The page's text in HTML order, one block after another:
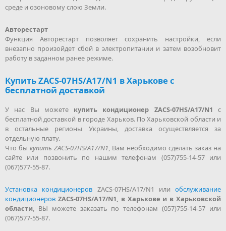
среде и озоновому слою Земли.
Авторестарт
Функция Авторестарт позволяет сохранить настройки, если
внезапно произойдет сбой в электропитании и затем возобновит
работу в заданном ранее режиме.
Купить ZACS-07HS/A17/N1 в Харькове с
бесплатной доставкой
У нас Вы можете купить кондиционер ZACS-07HS/A17/N1 с
бесплатной доставкой в городе Харьков. По Харьковской области и
в остальные регионы Украины, доставка осуществляется за
отдельную плату.
Что бы купить ZACS-07HS/A17/N1, Вам необходимо сделать заказ на
сайте или позвонить по нашим телефонам (057)755-14-57 или
(067)577-55-87.
Установка кондиционеров ZACS-07HS/A17/N1 или обслуживание
кондиционеров ZACS-07HS/A17/N1, в Харькове и в Харьковской
области, ВЫ можете заказать по телефонам (057)755-14-57 или
(067)577-55-87.